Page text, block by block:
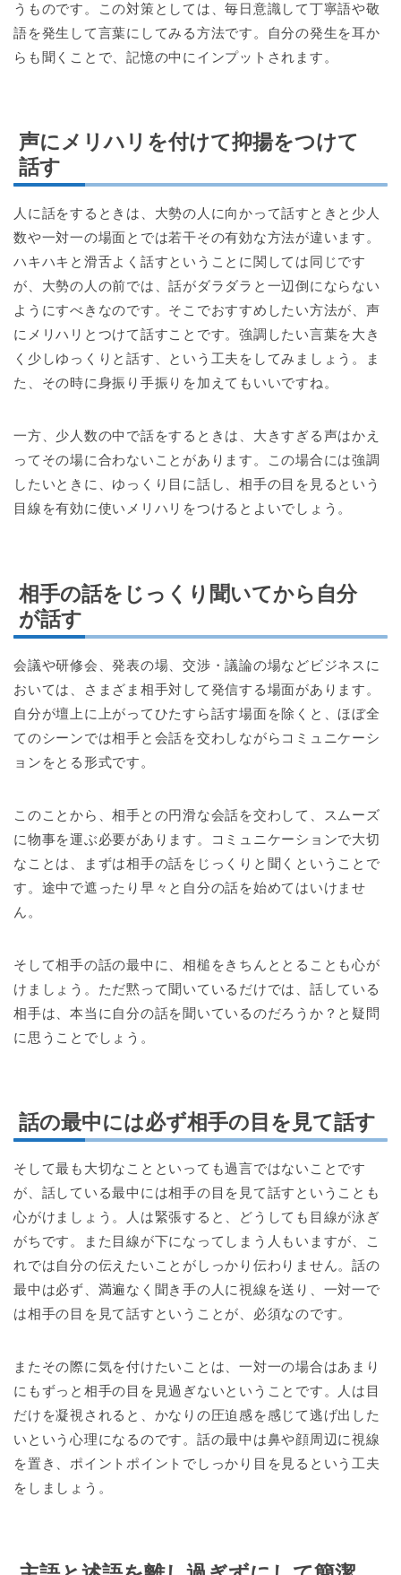
うものです。この対策としては、毎日意識して丁寧語や敬
語を発生して言葉にしてみる方法です。自分の発生を耳か
らも聞くことで、記憶の中にインプットされます。
声にメリハリを付けて抑揚をつけて
話す
人に話をするときは、大勢の人に向かって話すときと少人
数や一対一の場面とでは若干その有効な方法が違います。
ハキハキと滑舌よく話すということに関しては同じです
が、大勢の人の前では、話がダラダラと一辺倒にならない
ようにすべきなのです。そこでおすすめしたい方法が、声
にメリハリとつけて話すことです。強調したい言葉を大き
く少しゆっくりと話す、という工夫をしてみましょう。ま
た、その時に身振り手振りを加えてもいいですね。
一方、少人数の中で話をするときは、大きすぎる声はかえ
ってその場に合わないことがあります。この場合には強調
したいときに、ゆっくり目に話し、相手の目を見るという
目線を有効に使いメリハリをつけるとよいでしょう。
相手の話をじっくり聞いてから自分
が話す
会議や研修会、発表の場、交渉・議論の場などビジネスに
おいては、さまざま相手対して発信する場面があります。
自分が壇上に上がってひたすら話す場面を除くと、ほぼ全
てのシーンでは相手と会話を交わしながらコミュニケーシ
ョンをとる形式です。
このことから、相手との円滑な会話を交わして、スムーズ
に物事を運ぶ必要があります。コミュニケーションで大切
なことは、まずは相手の話をじっくりと聞くということで
す。途中で遮ったり早々と自分の話を始めてはいけませ
ん。
そして相手の話の最中に、相槌をきちんととることも心が
けましょう。ただ黙って聞いているだけでは、話している
相手は、本当に自分の話を聞いているのだろうか？と疑問
に思うことでしょう。
話の最中には必ず相手の目を見て話す
そして最も大切なことといっても過言ではないことです
が、話している最中には相手の目を見て話すということも
心がけましょう。人は緊張すると、どうしても目線が泳ぎ
がちです。また目線が下になってしまう人もいますが、こ
れでは自分の伝えたいことがしっかり伝わりません。話の
最中は必ず、満遍なく聞き手の人に視線を送り、一対一で
は相手の目を見て話すということが、必須なのです。
またその際に気を付けたいことは、一対一の場合はあまり
にもずっと相手の目を見過ぎないということです。人は目
だけを凝視されると、かなりの圧迫感を感じて逃げ出した
いという心理になるのです。話の最中は鼻や顔周辺に視線
を置き、ポイントポイントでしっかり目を見るという工夫
をしましょう。